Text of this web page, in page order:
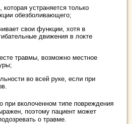
устраняется только
обезболивающего;
свои функции, хотя в
движения в локте
травмы, возможно местное
во всей руке, если при
при вколоченном типе повреждения
поэтому пациент может
о травме.